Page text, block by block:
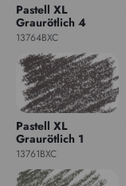
Pastell XL
Graurötlich 4
13764BXC
Pastell XL
Graurötlich 1
13761BXC